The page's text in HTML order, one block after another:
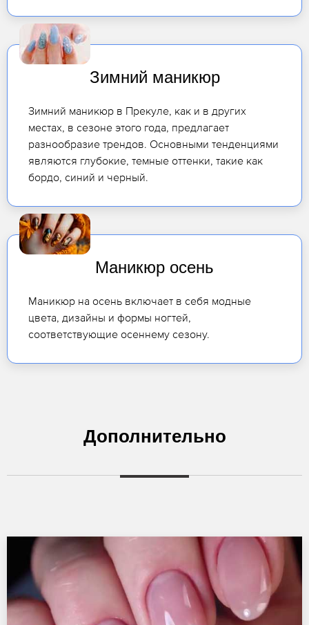
Зимний маникюр
Зимний маникюр в Прекуле, как и в других
местах, в сезоне этого года, предлагает
разнообразие трендов. Основными тенденциями
являются глубокие, темные оттенки, такие как
бордо, синий и черный.
Маникюр осень
Маникюр на осень включает в себя модные
цвета, дизайны и формы ногтей,
соответствующие осеннему сезону.
Дополнительно